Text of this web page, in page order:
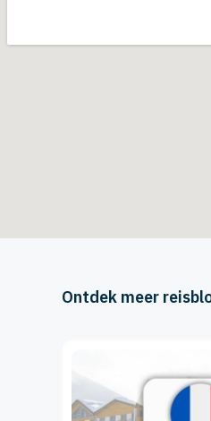
Ontdek meer